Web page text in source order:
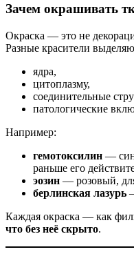
Зачем окрашивать
Окраска — это не
Разные красители
ядра,
цитоплазму,
соединительные
патологические
Например:
гемотоксилин —
раньше его
эозин — розовый,
берлинская лазурь
Каждая окраска — как
что без неё скрыто.